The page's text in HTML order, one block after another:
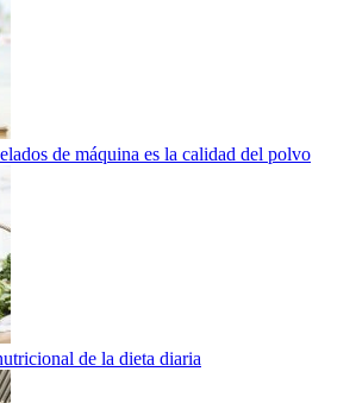
de máquina es la calidad del polvo
de la dieta diaria